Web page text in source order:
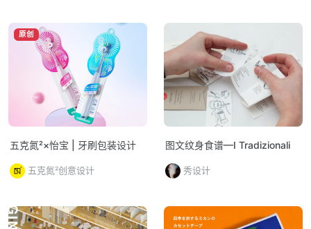
原创
五克氮²×怡宝 | 牙刷包装设计
五克氮²创意设计
图文纹身食谱—I Tradizionali
秀设计